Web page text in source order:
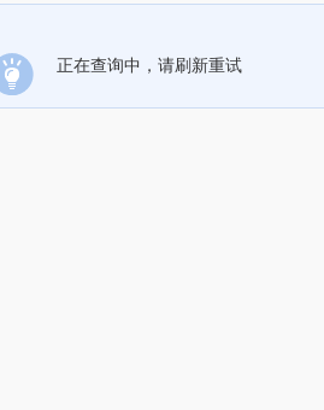
正在查询中，请刷新重试